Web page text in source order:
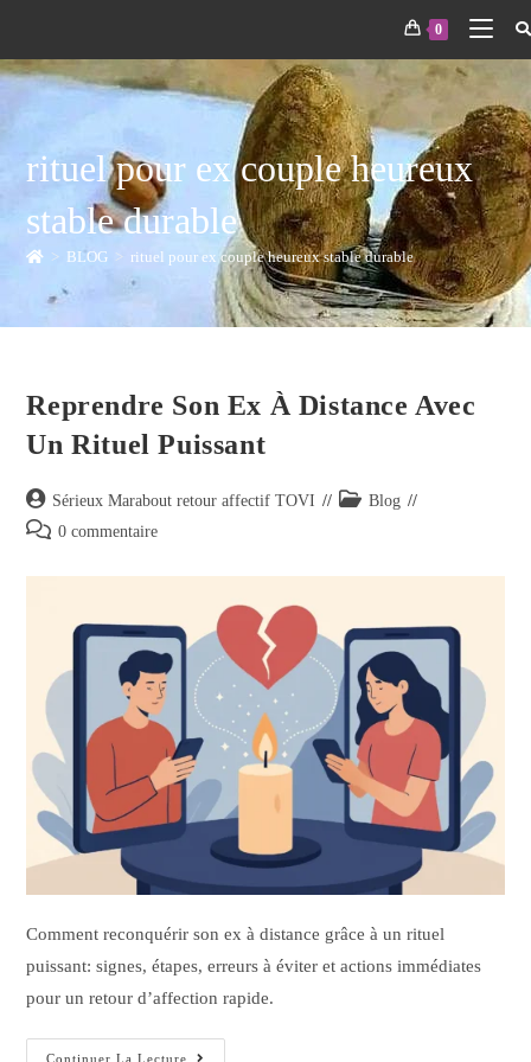
0
rituel pour ex couple heureux
stable durable
> BLOG > rituel pour ex couple heureux stable durable
Reprendre Son Ex À Distance Avec
Un Rituel Puissant
Sérieux Marabout retour affectif TOVI
Blog
0 commentaire
Comment reconquérir son ex à distance grâce à un rituel
puissant: signes, étapes, erreurs à éviter et actions immédiates
pour un retour d’affection rapide.
Continuer La Lecture